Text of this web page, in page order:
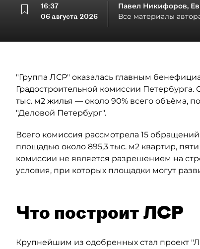
16:37
06 августа 2026
Павел Никифоров,
Все материалы
"Группа ЛСР" оказалась главным
Градостроительной комиссии
тыс. м2 жилья — около 90% всего объёма,
"Деловой Петербург".
Всего комиссия рассмотрела 15
площадью около 895,3 тыс. м2 квартир,
комиссии не является разрешением на
условия, при которых площадки могут
Что построит ЛСР
Крупнейшим из одобренных стал проект